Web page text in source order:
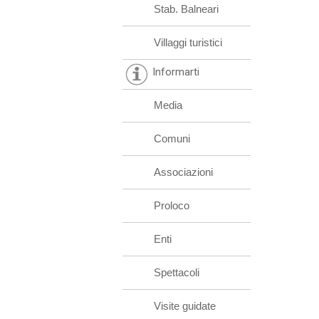
Stab. Balneari
Villaggi turistici
Informarti
Media
Comuni
Associazioni
Proloco
Enti
Spettacoli
Visite guidate